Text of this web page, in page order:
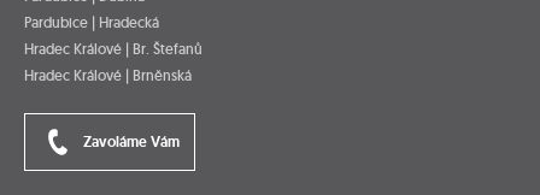
Pardubice | Hradecká
Hradec Králové | Br. Štefanů
Hradec Králové | Brněnská
Zavoláme Vám